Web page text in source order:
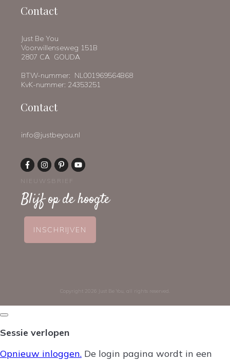
Contact
Just Be You
Voorwillenseweg 151B
2807 CA GOUDA
BTW-nummer: NL001969564B68
KvK-nummer: 24353251
Contact
info@justbeyou.nl
NIEUWSBRIEF
Blijf op de hoogte
INSCHRIJVEN
Copyright 2026 Just Be You , all rights reserved.
Dialoogvenster
Sessie verlopen
Opnieuw inloggen. De login pagina wordt in een